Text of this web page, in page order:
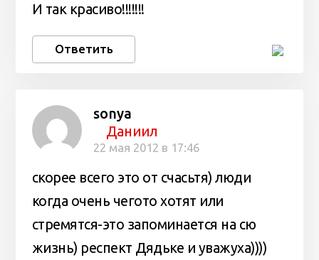
И так красиво!!!!!!!
Ответить
sonya
Даниил
22 мая 2012 в 17:46
скорее всего это от счасьтя) люди
когда очень чегото хотят или
стремятся-это запоминается на сю
жизнь) респект Дядьке и уважуха))))